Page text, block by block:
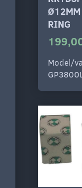
Ø12MM
RING
Model/